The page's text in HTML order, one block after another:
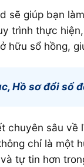
sẽ giúp bạn
trình thực
hữu sổ hồng,
Hồ sơ đổi sổ
chuyên sâu
chỉ là một
tự tin hơn